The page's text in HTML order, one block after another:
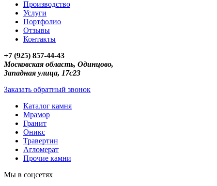
Производство
Услуги
Портфолио
Отзывы
Контакты
+7 (925) 857-44-43
Московская область, Одинцово,
Западная улица, 17с23
Заказать обратный звонок
Каталог камня
Мрамор
Гранит
Оникс
Травертин
Агломерат
Прочие камни
Мы в соцсетях